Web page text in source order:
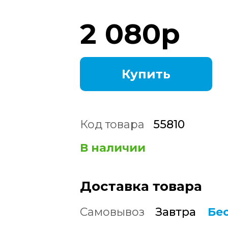
2 080р
Купить
Код товара
55810
В наличии
Доставка товара
Самовывоз Завтра